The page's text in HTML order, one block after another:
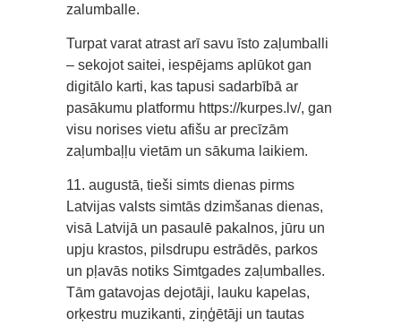
zalumballe.
Turpat varat atrast arī savu īsto zaļumballi
– sekojot saitei, iespējams aplūkot gan
digitālo karti, kas tapusi sadarbībā ar
pasākumu platformu https://kurpes.lv/, gan
visu norises vietu afišu ar precīzām
zaļumbaļļu vietām un sākuma laikiem.
11. augustā, tieši simts dienas pirms
Latvijas valsts simtās dzimšanas dienas,
visā Latvijā un pasaulē pakalnos, jūru un
upju krastos, pilsdrupu estrādēs, parkos
un pļavās notiks Simtgades zaļumballes.
Tām gatavojas dejotāji, lauku kapelas,
orķestru muzikanti, ziņģētāji un tautas